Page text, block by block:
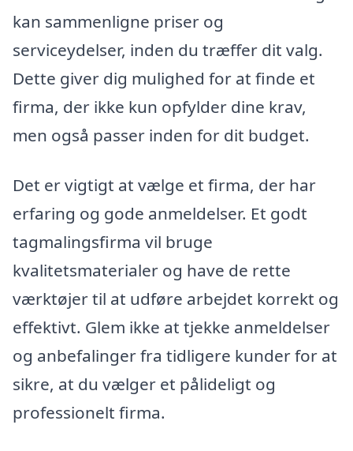
kan sammenligne priser og
serviceydelser, inden du træffer dit valg.
Dette giver dig mulighed for at finde et
firma, der ikke kun opfylder dine krav,
men også passer inden for dit budget.
Det er vigtigt at vælge et firma, der har
erfaring og gode anmeldelser. Et godt
tagmalingsfirma vil bruge
kvalitetsmaterialer og have de rette
værktøjer til at udføre arbejdet korrekt og
effektivt. Glem ikke at tjekke anmeldelser
og anbefalinger fra tidligere kunder for at
sikre, at du vælger et pålideligt og
professionelt firma.